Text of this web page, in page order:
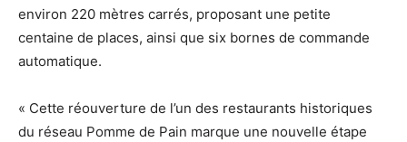
environ 220 mètres carrés, proposant une petite
centaine de places, ainsi que six bornes de commande
automatique.
« Cette réouverture de l’un des restaurants historiques
du réseau Pomme de Pain marque une nouvelle étape